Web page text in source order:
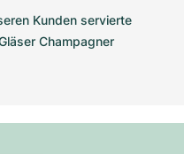
Kunden servierte
Champagner